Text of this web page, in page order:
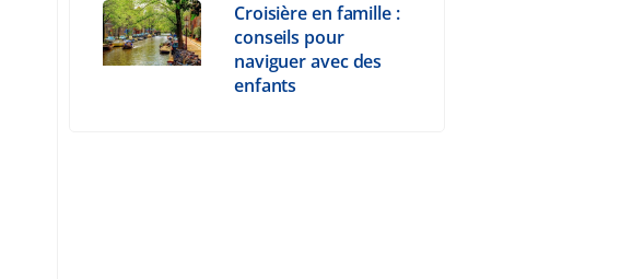
Croisière en famille :
conseils pour
naviguer avec des
enfants